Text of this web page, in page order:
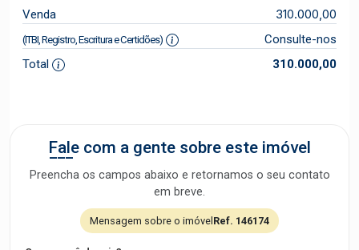
Venda 310.000,00
(ITBI, Registro, Escritura e Certidões)
Consulte-nos
Total
310.000,00
Fale com a gente sobre este imóvel
Preencha os campos abaixo e retornamos o seu contato
em breve.
Mensagem sobre o imóvel Ref. 146174